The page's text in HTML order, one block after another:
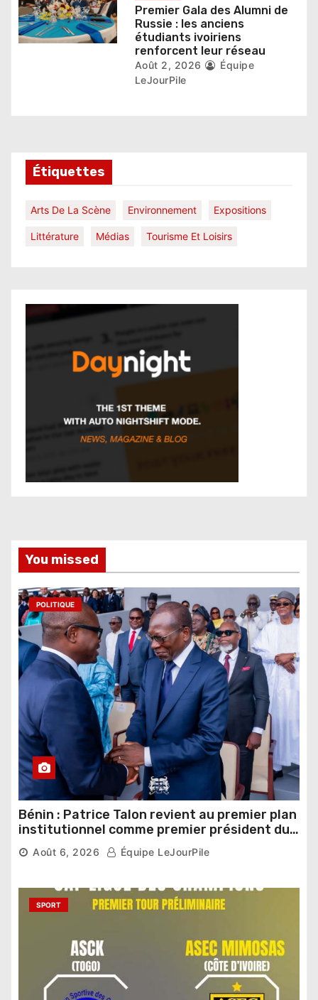
Premier Gala des Alumni de
Russie : les anciens
étudiants ivoiriens
renforcent leur réseau
Août 2, 2026
Équipe
LeJourPile
Étiquettes
Arts De La Scène Environnement Expositions
Littérature Médias Tourisme Et Loisirs
You missed
POLITIQUE
Bénin : Patrice Talon revient au premier plan
institutionnel comme premier président du
Sénat
Août 6, 2026 Équipe LeJourPile
SPORT